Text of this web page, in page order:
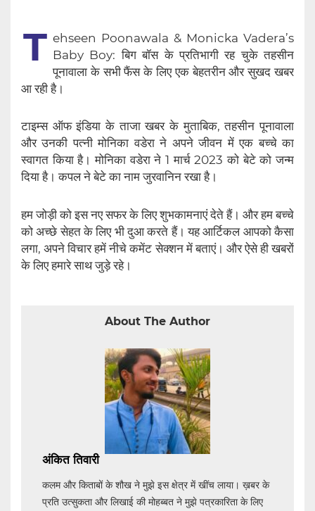
T ehseen Poonawala & Monicka Vadera’s
Baby Boy: बिग बॉस के प्रतिभागी रह चुके तहसीन
पूनावाला के सभी फैंस के लिए एक बेहतरीन और सुखद खबर
आ रही है।
टाइम्स ऑफ इंडिया के ताजा खबर के मुताबिक, तहसीन पूनावाला
और उनकी पत्नी मोनिका वडेरा ने अपने जीवन में एक बच्चे का
स्वागत किया है। मोनिका वडेरा ने 1 मार्च 2023 को बेटे को जन्म
दिया है। कपल ने बेटे का नाम जुरवानिन रखा है।
हम जोड़ी को इस नए सफर के लिए शुभकामनाएं देते हैं। और हम बच्चे
को अच्छे सेहत के लिए भी दुआ करते हैं। यह आर्टिकल आपको कैसा
लगा, अपने विचार हमें नीचे कमेंट सेक्शन में बताएं। और ऐसे ही खबरों
के लिए हमारे साथ जुड़े रहे।
About The Author
अंकित तिवारी
कलम और किताबों के शौख ने मुझे इस क्षेत्र में खींच लाया। ख़बर के
प्रति उत्सुकता और लिखाई की मोहब्बत ने मुझे पत्रकारिता के लिए